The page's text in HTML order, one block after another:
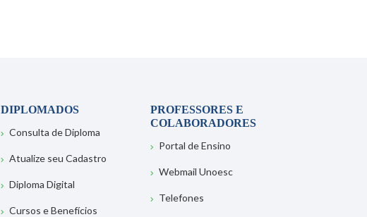
DIPLOMADOS
Consulta de Diploma
Atualize seu Cadastro
Diploma Digital
Cursos e Benefícios
PROFESSORES E
COLABORADORES
Portal de Ensino
Webmail Unoesc
Telefones